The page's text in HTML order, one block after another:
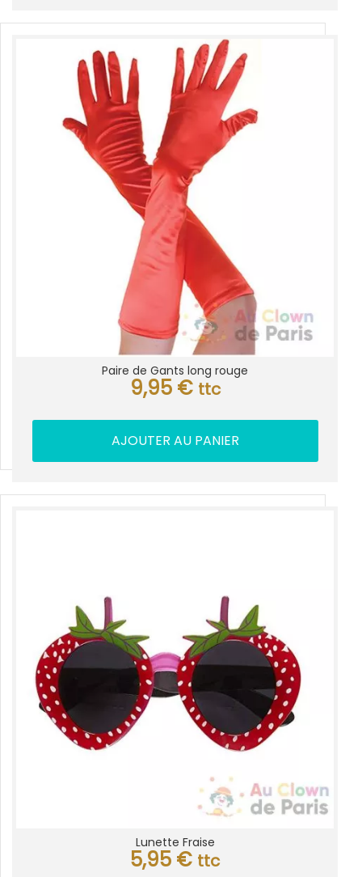
Paire de Gants long rouge
9,95 € ttc
AJOUTER AU PANIER
Lunette Fraise
5,95 € ttc